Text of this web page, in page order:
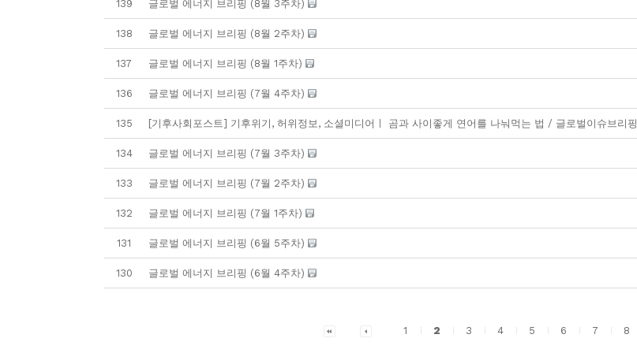
139 글로벌 에너지 브리핑 (8월 3주차)
138 글로벌 에너지 브리핑 (8월 2주차)
137 글로벌 에너지 브리핑 (8월 1주차)
136 글로벌 에너지 브리핑 (7월 4주차)
135 [기후사회포스트] 기후위기, 허위정보, 소셜미디어ㅣ 곰과 사이좋게 연어를 나눠먹는 법 / 글로벌이슈브리핑
134 글로벌 에너지 브리핑 (7월 3주차)
133 글로벌 에너지 브리핑 (7월 2주차)
132 글로벌 에너지 브리핑 (7월 1주차)
131 글로벌 에너지 브리핑 (6월 5주차)
130 글로벌 에너지 브리핑 (6월 4주차)
1 2 3 4 5 6 7 8